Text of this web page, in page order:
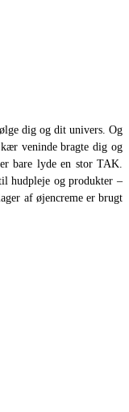
dig og dit univers. Og
veninde bragte dig og
bare lyde en stor TAK.
hudpleje og produkter –
af øjencreme er brugt